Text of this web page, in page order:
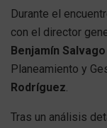
Durante el
con el director
Benjamín
Planeamiento y
Rodríguez.
Tras un análisis